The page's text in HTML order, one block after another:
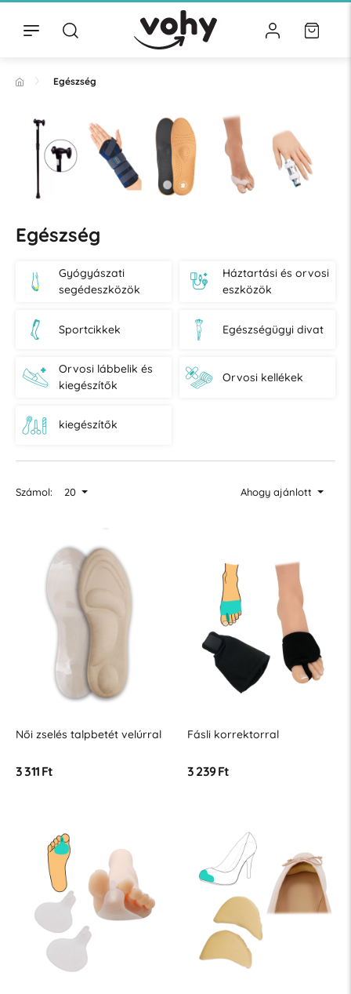
Egészség
Egészség
Gyógyászati
segédeszközök
Háztartási és orvosi
eszközök
Sportcikkek Egészségügyi divat
Orvosi lábbelik és
kiegészítők
Orvosi kellékek
kiegészítők
Számol: 20 Ahogy ajánlott
Női zselés talpbetét velúrral
3 311 Ft
Fásli korrektorral
3 239 Ft